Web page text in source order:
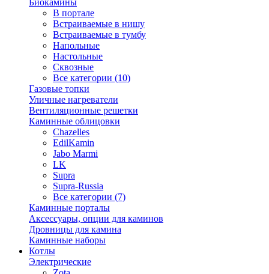
Биокамины
В портале
Встраиваемые в нишу
Встраиваемые в тумбу
Напольные
Настольные
Сквозные
Все категории (10)
Газовые топки
Уличные нагреватели
Вентиляционные решетки
Каминные облицовки
Chazelles
EdilKamin
Jabo Marmi
LK
Supra
Supra-Russia
Все категории (7)
Каминные порталы
Аксессуары, опции для каминов
Дровницы для камина
Каминные наборы
Котлы
Электрические